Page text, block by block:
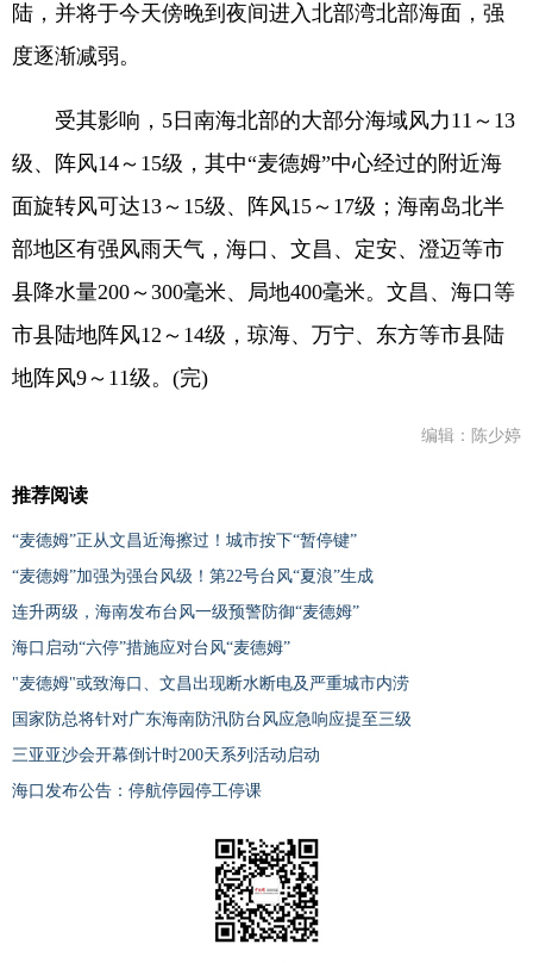
陆，并将于今天傍晚到夜间进入北部湾北部海面，强
度逐渐减弱。
受其影响，5日南海北部的大部分海域风力11～13
级、阵风14～15级，其中“麦德姆”中心经过的附近海
面旋转风可达13～15级、阵风15～17级；海南岛北半
部地区有强风雨天气，海口、文昌、定安、澄迈等市
县降水量200～300毫米、局地400毫米。文昌、海口等
市县陆地阵风12～14级，琼海、万宁、东方等市县陆
地阵风9～11级。(完)
编辑：陈少婷
推荐阅读
“麦德姆”正从文昌近海擦过！城市按下“暂停键”
“麦德姆”加强为强台风级！第22号台风“夏浪”生成
连升两级，海南发布台风一级预警防御“麦德姆”
海口启动“六停”措施应对台风“麦德姆”
"麦德姆"或致海口、文昌出现断水断电及严重城市内涝
国家防总将针对广东海南防汛防台风应急响应提至三级
三亚亚沙会开幕倒计时200天系列活动启动
海口发布公告：停航停园停工停课